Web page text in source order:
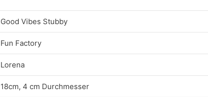
Good Vibes Stubby
Fun Factory
Lorena
18cm, 4 cm Durchmesser